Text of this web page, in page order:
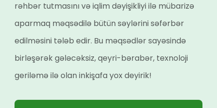
rəhbər tutmasını və iqlim dəyişikliyi ilə mübarizə
aparmaq məqsədilə bütün səylərini səfərbər
edilməsini tələb edir. Bu məqsədlər sayəsində
birləşərək gələcəksiz, qeyri-bərabər, texnoloji
geriləmə ilə olan inkişafa yox deyirik!